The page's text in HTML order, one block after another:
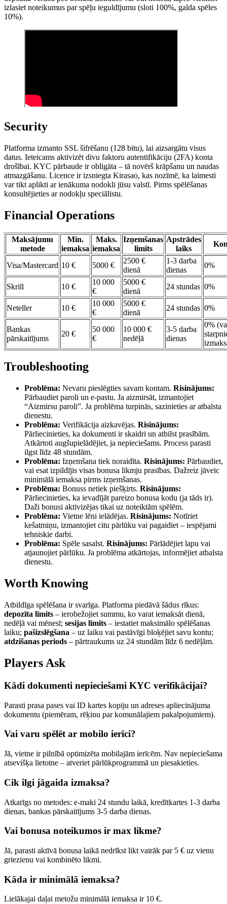
izlasiet noteikumus par spēļu ieguldījumu (sloti 100%, galda spēles
10%).
Security
Platforma izmanto SSL šifrēšanu (128 bitu), lai aizsargātu visus
datus. Ieteicams aktivizēt divu faktoru autentifikāciju (2FA) konta
drošībai. KYC pārbaude ir obligāta – tā novērš krāpšanu un naudas
atmazgāšanu. Licence ir izsniegta Kirasao, kas nozīmē, ka laimesti
var tikt aplikti ar ienākuma nodokli jūsu valstī. Pirms spēlēšanas
konsultējieties ar nodokļu speciālistu.
Financial Operations
Maksājumu
metode
Min.
iemaksa
Maks.
iemaksa
Izņemšanas
limits
Apstrādes
laiks
Visa/Mastercard 10 € 5000 €
2500 €
dienā
1-3 darba
dienas
0%
Skrill 10 €
10 000
€
5000 €
dienā
24 stundas 0%
Neteller 10 €
10 000
€
5000 €
dienā
24 stundas 0%
Bankas
pārskaitījums
20 €
50 000
€
10 000 €
nedēļā
3-5 darba
dienas
0%
Troubleshooting
Problēma: Nevaru pieslēgties savam kontam. Risinājums:
Pārbaudiet paroli un e-pastu. Ja aizmirsāt, izmantojiet
“Aizmirsu paroli”. Ja problēma turpinās, sazinieties ar atbalsta
dienestu.
Problēma: Verifikācija aizkavējas. Risinājums:
Pārliecinieties, ka dokumenti ir skaidri un atbilst prasībām.
Atkārtoti augšupielādējiet, ja nepieciešams. Process parasti
ilgst līdz 48 stundām.
Problēma: Izņemšana tiek noraidīta. Risinājums: Pārbaudiet,
vai esat izpildījis visas bonusa likmju prasības. Dažreiz jāveic
minimālā iemaksa pirms izņemšanas.
Problēma: Bonuss netiek piešķirts. Risinājums:
Pārliecinieties, ka ievadījāt pareizo bonusa kodu (ja tāds ir).
Daži bonusi aktivizējas tikai uz noteiktām spēlēm.
Problēma: Vietne lēni ielādējas. Risinājums: Notīriet
kešatmiņu, izmantojiet citu pārlūku vai pagaidiet – iespējami
tehniskie darbi.
Problēma: Spēle sasalst. Risinājums: Pārlādējiet lapu vai
atjaunojiet pārlūku. Ja problēma atkārtojas, informējiet atbalsta
dienestu.
Worth Knowing
Atbildīga spēlēšana ir svarīga. Platforma piedāvā šādus rīkus:
depozīta limits – ierobežojiet summu, ko varat iemaksāt dienā,
nedēļā vai mēnesī; sesijas limits – iestatiet maksimālo spēlēšanas
laiku; pašizslēgšana – uz laiku vai pastāvīgi bloķējiet savu kontu;
atdzišanas periods – pārtraukums uz 24 stundām līdz 6 nedēļām.
Players Ask
Kādi dokumenti nepieciešami KYC verifikācijai?
Parasti prasa pases vai ID kartes kopiju un adreses apliecinājuma
dokumentu (piemēram, rēķinu par komunālajiem pakalpojumiem).
Vai varu spēlēt ar mobilo ierīci?
Jā, vietne ir pilnībā optimizēta mobilajām ierīcēm. Nav nepieciešama
atsevišķa lietotne – atveriet pārlūkprogrammā un piesakieties.
Cik ilgi jāgaida izmaksa?
Atkarīgs no metodes: e-maki 24 stundu laikā, kredītkartes 1-3 darba
dienas, bankas pārskaitījums 3-5 darba dienas.
Vai bonusa noteikumos ir max likme?
Jā, parasti aktīvā bonusa laikā nedrīkst likt vairāk par 5 € uz vienu
griezienu vai kombinēto likmi.
Kāda ir minimālā iemaksa?
Lielākajai daļai metožu minimālā iemaksa ir 10 €.